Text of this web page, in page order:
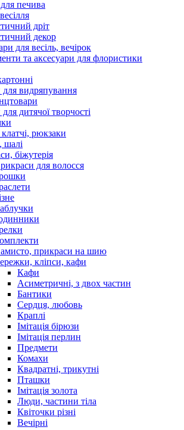
печива
дріт
декор
для весіль, вечірок
та аксесуари для флористики
видряпування
дитячої творчості
рюкзаки
біжутерія
для волосся
прикраси на шию
кліпси, кафи
Кафи
Асиметричні, з двох частин
Бантики
Сердця, любовь
Краплі
Імітація бірюзи
Імітація перлин
Предмети
Комахи
Квадратні, трикутні
Пташки
Імітація золота
Люди, частини тіла
Квіточки різні
Вечірні